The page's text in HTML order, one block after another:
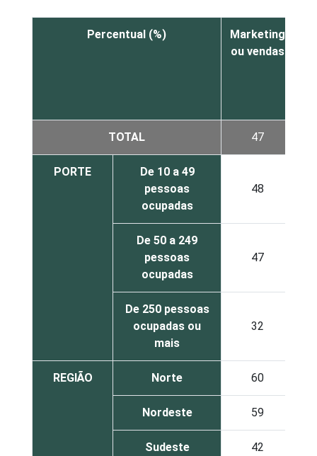
Percentual (%)
Marketing
ou vendas
TOTAL 47
PORTE
De 10 a 49
pessoas
ocupadas
48
De 50 a 249
pessoas
ocupadas
47
De 250 pessoas
ocupadas ou
mais
32
REGIÃO Norte 60
Nordeste 59
Sudeste 42